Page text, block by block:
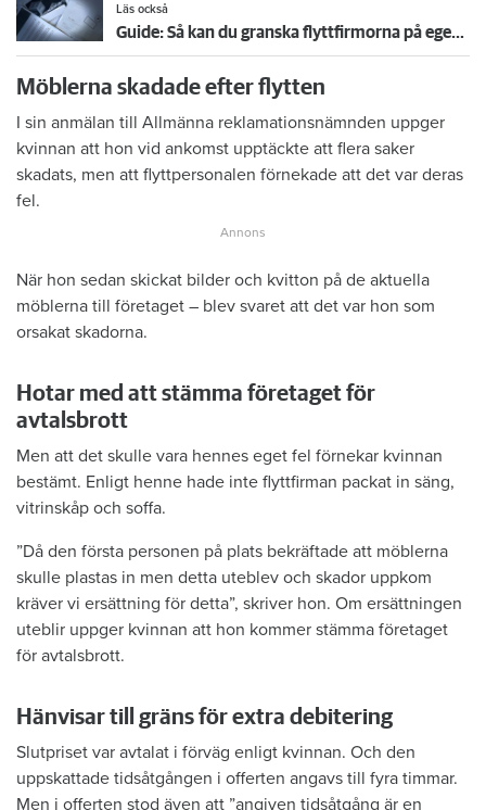
Läs också
Guide: Så kan du granska flyttfirmorna på egen hand
Möblerna skadade efter flytten
I sin anmälan till Allmänna reklamationsnämnden uppger
kvinnan att hon vid ankomst upptäckte att flera saker
skadats, men att flyttpersonalen förnekade att det var deras
fel.
När hon sedan skickat bilder och kvitton på de aktuella
möblerna till företaget – blev svaret att det var hon som
orsakat skadorna.
Hotar med att stämma företaget för
avtalsbrott
Men att det skulle vara hennes eget fel förnekar kvinnan
bestämt. Enligt henne hade inte flyttfirman packat in säng,
vitrinskåp och soffa.
”Då den första personen på plats bekräftade att möblerna
skulle plastas in men detta uteblev och skador uppkom
kräver vi ersättning för detta”, skriver hon. Om ersättningen
uteblir uppger kvinnan att hon kommer stämma företaget
för avtalsbrott.
Hänvisar till gräns för extra debitering
Slutpriset var avtalat i förväg enligt kvinnan. Och den
uppskattade tidsåtgången i offerten angavs till fyra timmar.
Men i offerten stod även att ”angiven tidsåtgång är en